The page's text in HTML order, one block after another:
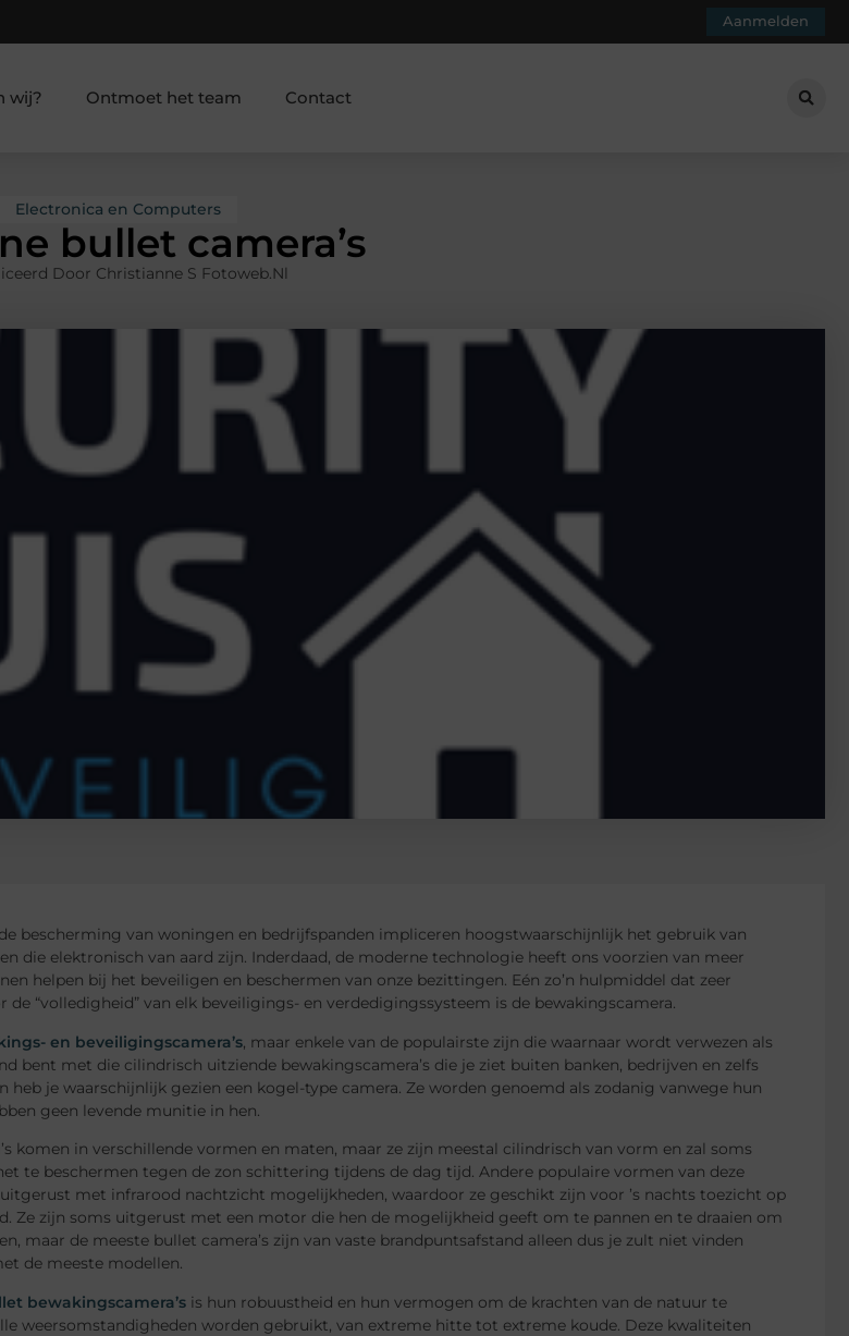
Aanmelden
wij? Ontmoet het team Contact
Electronica en Computers
bullet camera’s
Door Christianne S Fotoweb.nl
bescherming van woningen en bedrijfspanden impliceren hoogstwaarschijnlijk het gebruik van
die elektronisch van aard zijn. Inderdaad, de moderne technologie heeft ons voorzien van meer
helpen bij het beveiligen en beschermen van onze bezittingen. Eén zo’n hulpmiddel dat zeer
de “volledigheid” van elk beveiligings- en verdedigingssysteem is de bewakingscamera.
en beveiligingscamera’s, maar enkele van de populairste zijn die waarnaar wordt verwezen als
bent met die cilindrisch uitziende bewakingscamera’s die je ziet buiten banken, bedrijven en zelfs
heb je waarschijnlijk gezien een kogel-type camera. Ze worden genoemd als zodanig vanwege hun
geen levende munitie in hen.
komen in verschillende vormen en maten, maar ze zijn meestal cilindrisch van vorm en zal soms
te beschermen tegen de zon schittering tijdens de dag tijd. Andere populaire vormen van deze
met infrarood nachtzicht mogelijkheden, waardoor ze geschikt zijn voor ’s nachts toezicht op
Ze zijn soms uitgerust met een motor die hen de mogelijkheid geeft om te pannen en te draaien om
maar de meeste bullet camera’s zijn van vaste brandpuntsafstand alleen dus je zult niet vinden
de meeste modellen.
bewakingscamera’s is hun robuustheid en hun vermogen om de krachten van de natuur te
weersomstandigheden worden gebruikt, van extreme hitte tot extreme koude. Deze kwaliteiten